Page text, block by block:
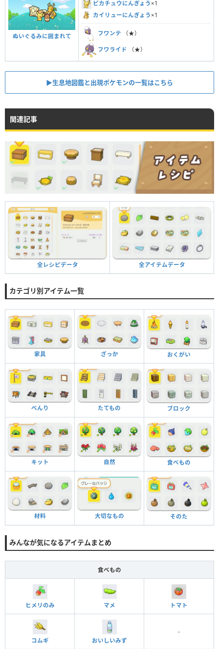
ぬいぐるみに囲まれて
ピカチュウにんぎょう ×1
カイリューにんぎょう ×1
フワンテ （★）
フワライド （★）
▶︎生息地図鑑と出現ポケモンの一覧はこちら
関連記事
全レシピデータ 全アイテムデータ
カテゴリ別アイテム一覧
家具 ざっか おくがい
べんり たてもの ブロック
キット 自然 食べもの
材料 大切なもの そのた
みんなが気になるアイテムまとめ
食べもの
ヒメリのみ マメ トマト
コムギ おいしいみず
-